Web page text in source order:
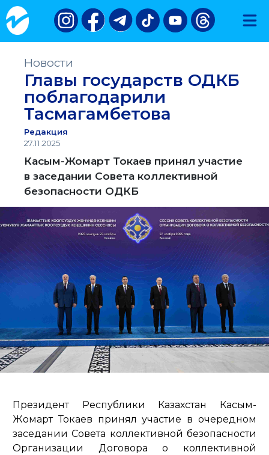
Новости
Главы государств ОДКБ
поблагодарили
Тасмагамбетова
Редакция
27.11.2025
Касым-Жомарт Токаев принял участие
в заседании Совета коллективной
безопасности ОДКБ
Президент Республики Казахстан Касым-
Жомарт Токаев принял участие в очередном
заседании Совета коллективной безопасности
Организации Договора о коллективной